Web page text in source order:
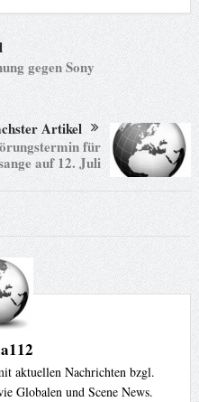
gegen Sony
Artikel
für
auf 12. Juli
aktuellen Nachrichten bzgl.
Globalen und Scene News.